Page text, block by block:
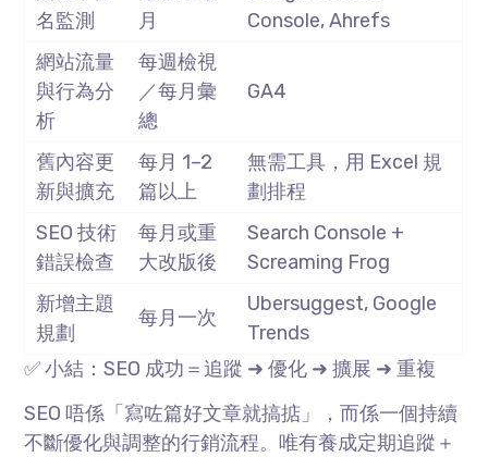
名監測
月
Console, Ahrefs
網站流量
與行為分
析
每週檢視
／每月彙
總
GA4
舊內容更
新與擴充
每月 1–2
篇以上
無需工具，用 Excel 規
劃排程
SEO 技術
錯誤檢查
每月或重
大改版後
Search Console +
Screaming Frog
新增主題
規劃
每月一次
Ubersuggest, Google
Trends
✅ 小結：SEO 成功＝追蹤 ➜優化 ➜擴展 ➜重複
SEO 唔係「寫咗篇好文章就搞掂」，而係一個持續
不斷優化與調整的行銷流程。唯有養成定期追蹤＋